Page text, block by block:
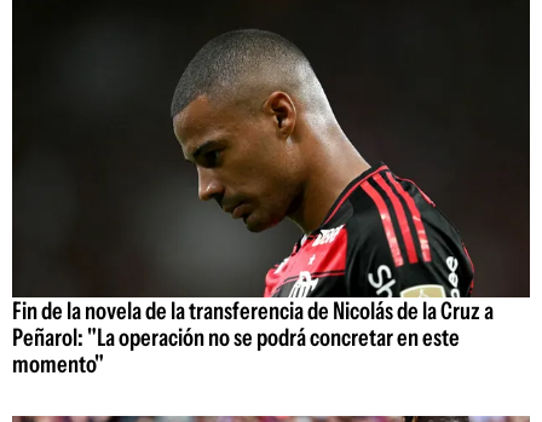
Fin de la novela de la transferencia de Nicolás de la Cruz a
Peñarol: "La operación no se podrá concretar en este
momento"